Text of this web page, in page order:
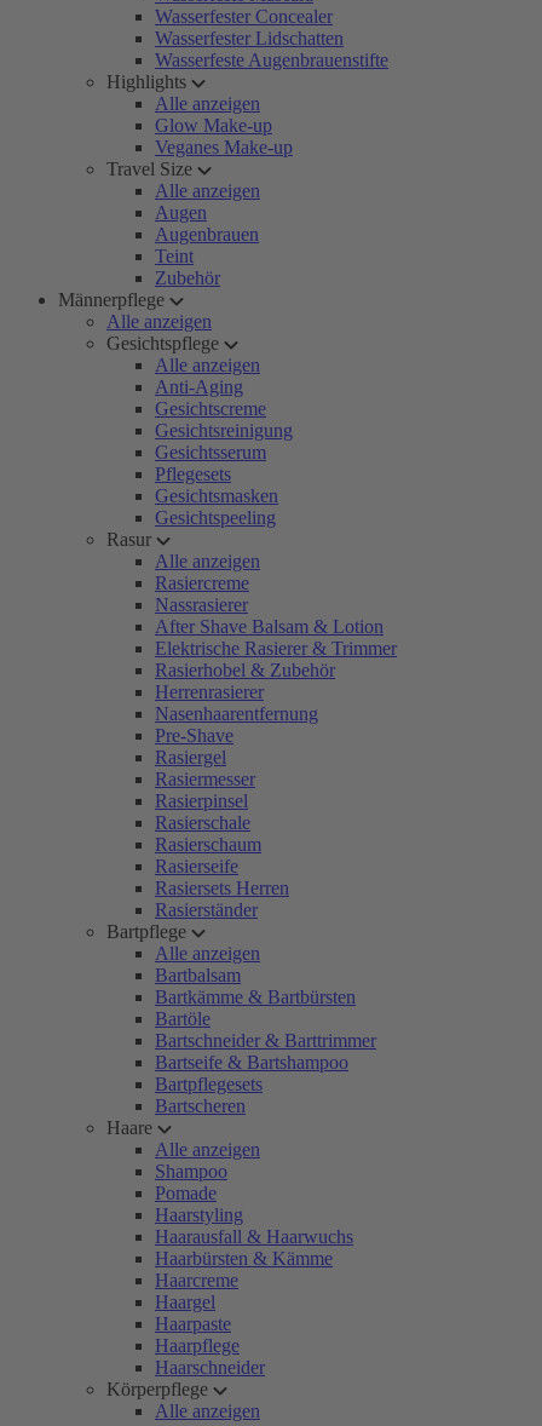
Wasserfester Concealer
Wasserfester Lidschatten
Wasserfeste Augenbrauenstifte
Highlights
Alle anzeigen
Glow Make-up
Veganes Make-up
Travel Size
Alle anzeigen
Augen
Augenbrauen
Teint
Zubehör
Männerpflege
Alle anzeigen
Gesichtspflege
Alle anzeigen
Anti-Aging
Gesichtscreme
Gesichtsreinigung
Gesichtsserum
Pflegesets
Gesichtsmasken
Gesichtspeeling
Rasur
Alle anzeigen
Rasiercreme
Nassrasierer
After Shave Balsam & Lotion
Elektrische Rasierer & Trimmer
Rasierhobel & Zubehör
Herrenrasierer
Nasenhaarentfernung
Pre-Shave
Rasiergel
Rasiermesser
Rasierpinsel
Rasierschale
Rasierschaum
Rasierseife
Rasiersets Herren
Rasierständer
Bartpflege
Alle anzeigen
Bartbalsam
Bartkämme & Bartbürsten
Bartöle
Bartschneider & Barttrimmer
Bartseife & Bartshampoo
Bartpflegesets
Bartscheren
Haare
Alle anzeigen
Shampoo
Pomade
Haarstyling
Haarausfall & Haarwuchs
Haarbürsten & Kämme
Haarcreme
Haargel
Haarpaste
Haarpflege
Haarschneider
Körperpflege
Alle anzeigen